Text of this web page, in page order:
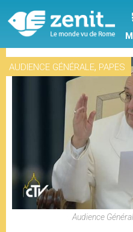
AUDIENCE GÉNÉRALE, PAPES
Audience